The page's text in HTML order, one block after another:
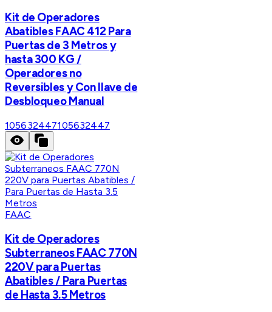
Kit de Operadores
Abatibles FAAC 412 Para
Puertas de 3 Metros y
hasta 300 KG /
Operadores no
Reversibles y Con llave de
Desbloqueo Manual
105632447105632447
FAAC
Kit de Operadores
Subterraneos FAAC 770N
220V para Puertas
Abatibles / Para Puertas
de Hasta 3.5 Metros